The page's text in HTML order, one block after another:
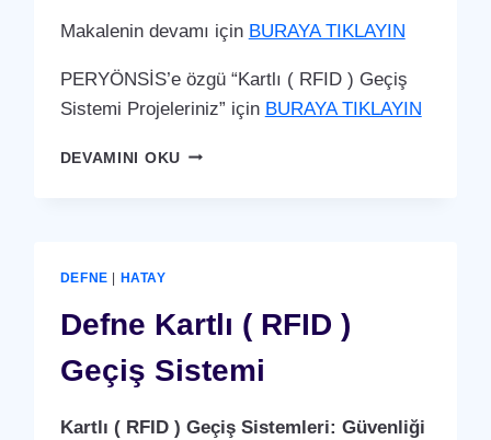
Makalenin devamı için BURAYA TIKLAYIN
PERYÖNSİS’e özgü “Kartlı ( RFID ) Geçiş
Sistemi Projeleriniz” için BURAYA TIKLAYIN
DEVAMINI OKUERZIN
DEFNE | HATAY
Defne Kartlı ( RFID )
Geçiş Sistemi
Kartlı ( RFID ) Geçiş Sistemleri: Güvenliği